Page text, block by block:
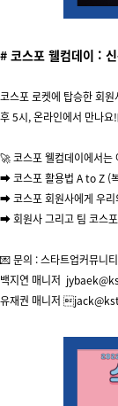
# 코스포 웰컴데이 :
코스포 로켓에 탑승한 회
후 5시, 온라인에서 만나요
🚀 코스포 웰컴데이에서는
➡ 코스포 활용법 A to Z (
➡ 코스포 회원사에게 우리
➡ 회원사 그리고 팀 코스
💌 문의 : 스타트업커뮤니
백지연 매니저
유재권 매니저